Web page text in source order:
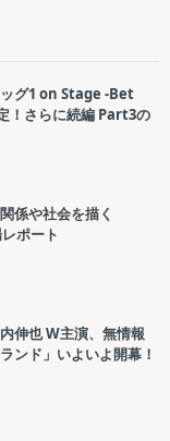
ッグ1 on Stage -Bet
！さらに続編 Part3の
係や社会を描く
ポート
伸也 W主演、無情報
ンド」いよいよ開幕！